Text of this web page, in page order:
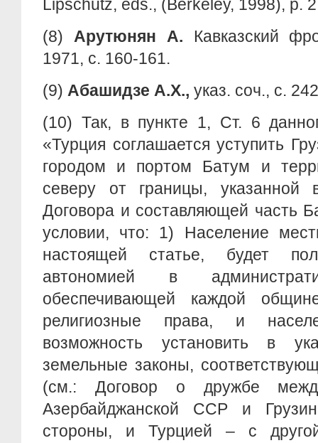
Lipschutz, eds., (Berkeley, 1998), p.
(8) Арутюнян А. Кавказский
1971, с. 160-161.
(9) Абашидзе А.Х., указ. соч., с.
(10) Так, в пункте 1, Ст. 6
«Турция соглашается уступить
городом и портом Батум и
северу от границы, указанной
Договора и составляющей часть
условии, что: 1) Население
настоящей статье, будет
автономией в
обеспечивающей каждой
религиозные права, и
возможность установить в
земельные законы,
(см.: Договор о дружбе
Азербайджанской ССР и
стороны, и Турцией – с